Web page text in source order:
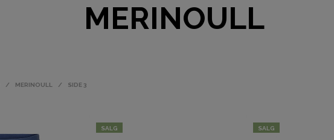
MERINOULL
/ MERINOULL / SIDE 3
SALG SALG